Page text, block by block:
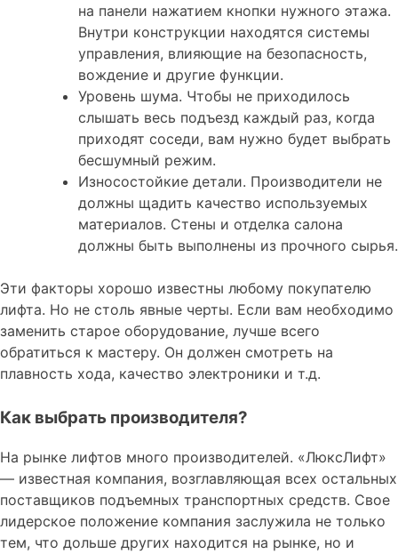
на панели нажатием кнопки нужного этажа.
Внутри конструкции находятся системы
управления, влияющие на безопасность,
вождение и другие функции.
Уровень шума. Чтобы не приходилось
слышать весь подъезд каждый раз, когда
приходят соседи, вам нужно будет выбрать
бесшумный режим.
Износостойкие детали. Производители не
должны щадить качество используемых
материалов. Стены и отделка салона
должны быть выполнены из прочного сырья.
Эти факторы хорошо известны любому покупателю
лифта. Но не столь явные черты. Если вам необходимо
заменить старое оборудование, лучше всего
обратиться к мастеру. Он должен смотреть на
плавность хода, качество электроники и т.д.
Как выбрать производителя?
На рынке лифтов много производителей. «ЛюксЛифт»
— известная компания, возглавляющая всех остальных
поставщиков подъемных транспортных средств. Свое
лидерское положение компания заслужила не только
тем, что дольше других находится на рынке, но и